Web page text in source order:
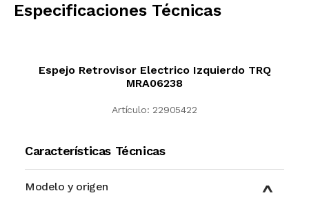
Especificaciones Técnicas
Espejo Retrovisor Electrico Izquierdo TRQ
MRA06238
Artículo: 22905422
Características Técnicas
Modelo y origen